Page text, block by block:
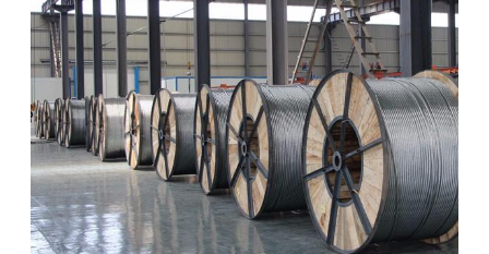
ス
引
用
を
要